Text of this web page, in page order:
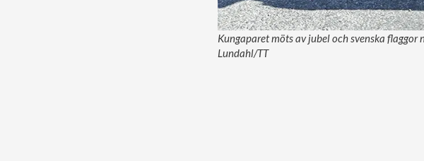
Kungaparet möts av jubel och svenska
Lundahl/TT